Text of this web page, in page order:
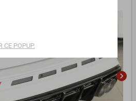
chevron_right
CE POPUP.